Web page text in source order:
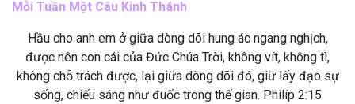
Mỗi Tuần Một Câu Kinh Thánh
Hầu cho anh em ở giữa dòng dõi hung ác ngang nghịch,
được nên con cái của Đức Chúa Trời, không vít, không tì,
không chỗ trách được, lại giữa dòng dõi đó, giữ lấy đạo sự
sống, chiếu sáng như đuốc trong thế gian. Philíp 2:15